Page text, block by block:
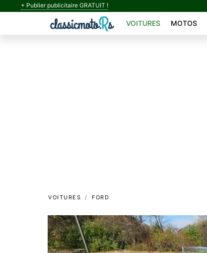
+ Publier publicitaire GRATUIT !
VOITURES MOTOS
VOITURES FORD